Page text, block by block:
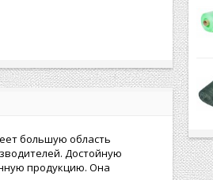
большую область
Достойную
продукцию. Она